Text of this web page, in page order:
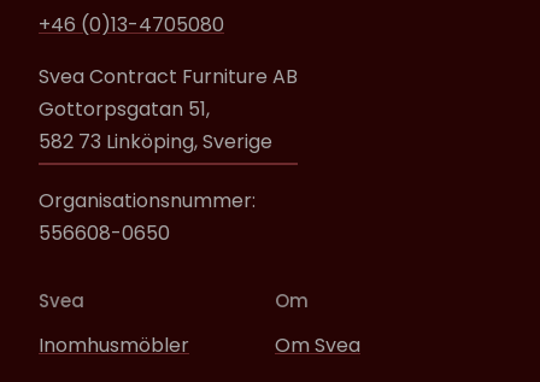
+46 (0)13-4705080
Svea Contract Furniture AB
Gottorpsgatan 51,
582 73 Linköping, Sverige
Organisationsnummer:
556608-0650
Svea
Inomhusmöbler
Om
Om Svea